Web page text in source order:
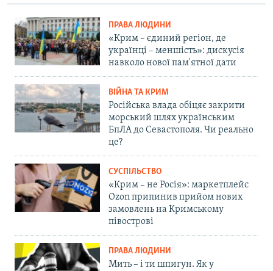
ПРАВА ЛЮДИНИ
«Крим – єдиний регіон, де
українці – меншість»: дискусія
навколо нової пам'ятної дати
ВІЙНА ТА КРИМ
Російська влада обіцяє закрити
морський шлях українським
БпЛА до Севастополя. Чи реально
це?
СУСПІЛЬСТВО
«Крим – не Росія»: маркетплейс
Ozon припинив прийом нових
замовлень на Кримському
півострові
ПРАВА ЛЮДИНИ
Мить – і ти шпигун. Як у